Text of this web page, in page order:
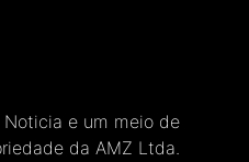
e um meio de
da AMZ Ltda.